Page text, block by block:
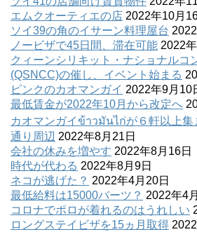
エムクオーティエの店 2022年10月
ソイ39の角のイサーン料理屋台
ノービザで45日間、滞在可能 2022
クィーンシリキット・ナショナルコ
(QSNCC)の催し、イベント始まる
ピンクのカオマンガイ 2022年9月10
最低賃金が2022年10月から改定へ
カオマンガイข้าวมันไก่が６軒以上集
通り周辺 2022年8月21日
会社の休みを増やす 2022年8月16日
時代が代わる 2022年8月9日
ネコが逃げた？ 2022年4月20日
最低給料は15000バーツ？ 2022年4
コロナでポロが着れるのはうれしい
ロングステイビザを15ヵ月取得